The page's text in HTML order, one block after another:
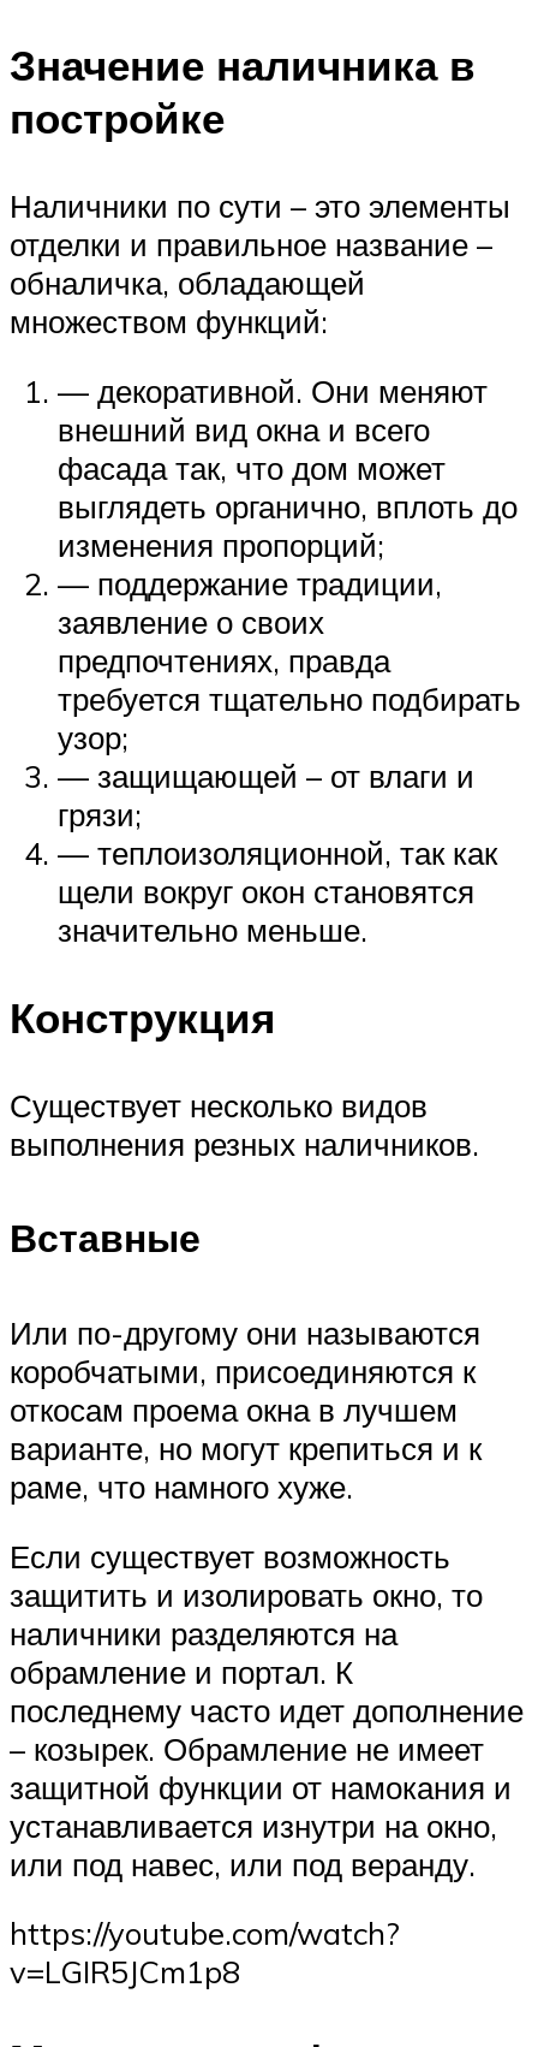
Значение наличника в
постройке
Наличники по сути – это элементы
отделки и правильное название –
обналичка, обладающей
множеством функций:
— декоративной. Они меняют
внешний вид окна и всего
фасада так, что дом может
выглядеть органично, вплоть до
изменения пропорций;
— поддержание традиции,
заявление о своих
предпочтениях, правда
требуется тщательно подбирать
узор;
— защищающей – от влаги и
грязи;
— теплоизоляционной, так как
щели вокруг окон становятся
значительно меньше.
Конструкция
Существует несколько видов
выполнения резных наличников.
Вставные
Или по-другому они называются
коробчатыми, присоединяются к
откосам проема окна в лучшем
варианте, но могут крепиться и к
раме, что намного хуже.
Если существует возможность
защитить и изолировать окно, то
наличники разделяются на
обрамление и портал. К
последнему часто идет дополнение
– козырек. Обрамление не имеет
защитной функции от намокания и
устанавливается изнутри на окно,
или под навес, или под веранду.
https://youtube.com/watch?
v=LGIR5JCm1p8